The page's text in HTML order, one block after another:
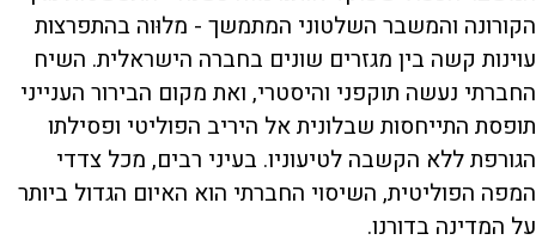
הקורונה והמשבר השלטוני המתמשך - מלוּוה בהתפרצות
עוינות קשה בין מגזרים שונים בחברה הישראלית. השיח
החברתי נעשה תוקפני והיסטרי, ואת מקום הבירור הענייני
תופסת התייחסות שבלונית אל היריב הפוליטי ופסילתו
הגורפת ללא הקשבה לטיעוניו. בעיני רבים, מכל צדדי
המפה הפוליטית, השיסוי החברתי הוא האיום הגדול ביותר
על המדינה בדורנו.